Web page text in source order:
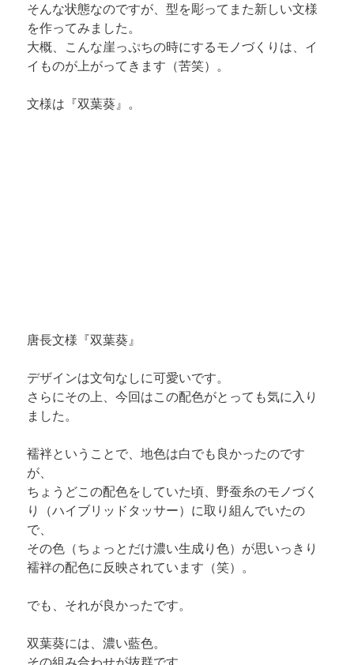
そんな状態なのですが、型を彫ってまた新しい文様
を作ってみました。
大概、こんな崖っぷちの時にするモノづくりは、イ
イものが上がってきます（苦笑）。
文様は『双葉葵』。
唐長文様『双葉葵』
デザインは文句なしに可愛いです。
さらにその上、今回はこの配色がとっても気に入り
ました。
襦袢ということで、地色は白でも良かったのです
が、
ちょうどこの配色をしていた頃、野蚕糸のモノづく
り（ハイブリッドタッサー）に取り組んでいたの
で、
その色（ちょっとだけ濃い生成り色）が思いっきり
襦袢の配色に反映されています（笑）。
でも、それが良かったです。
双葉葵には、濃い藍色。